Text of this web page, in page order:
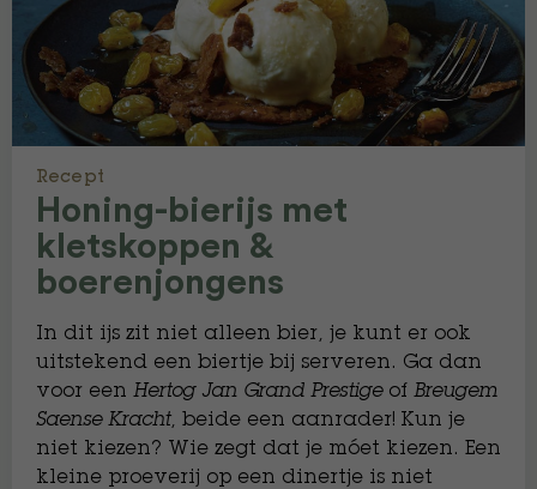
Recept
Honing-bierijs met
kletskoppen &
boerenjongens
In dit ijs zit niet alleen bier, je kunt er ook
uitstekend een biertje bij serveren. Ga dan
voor een Hertog Jan Grand Prestigeof Breugem
Saense Kracht, beide een aanrader! Kun je
niet kiezen? Wie zegt dat je móet kiezen. Een
kleine proeverij op een dinertje is niet